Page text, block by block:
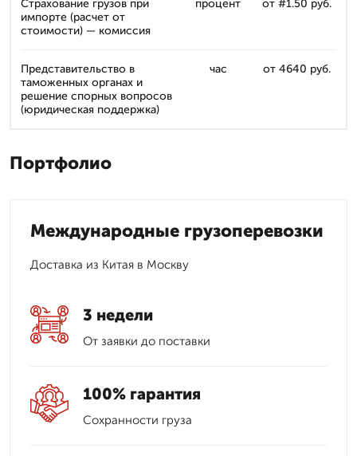
Страхование грузов при
импорте (расчет от
стоимости) — комиссия
процент от #1.50 руб.
Представительство в
таможенных органах и
решение спорных вопросов
(юридическая поддержка)
час от 4640 руб.
Портфолио
Международные грузоперевозки
Доставка из Китая в Москву
3 недели
От заявки до поставки
100% гарантия
Сохранности груза